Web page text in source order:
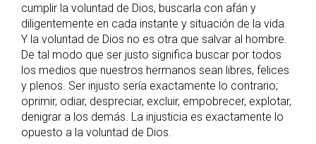
cumplir la voluntad de Dios, buscarla con afán y
diligentemente en cada instante y situación de la vida.
Y la voluntad de Dios no es otra que salvar al hombre.
De tal modo que ser justo significa buscar por todos
los medios que nuestros hermanos sean libres, felices
y plenos. Ser injusto sería exactamente lo contrario;
oprimir, odiar, despreciar, excluir, empobrecer, explotar,
denigrar a los demás. La injusticia es exactamente lo
opuesto a la voluntad de Dios.